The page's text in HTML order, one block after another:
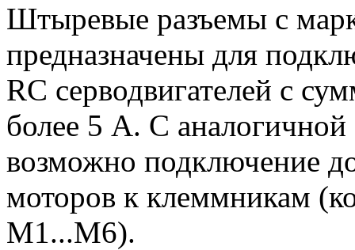
Штыревые разъемы с
предназначены для
RC серводвигателей с
более 5 А. С
возможно подключение
моторов к клеммникам
М1...М6).